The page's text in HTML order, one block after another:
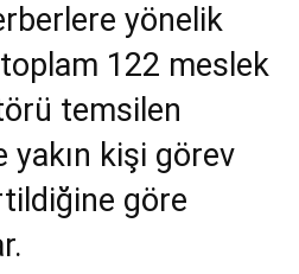
yönelik
122 meslek
temsilen
yakın kişi görev
göre